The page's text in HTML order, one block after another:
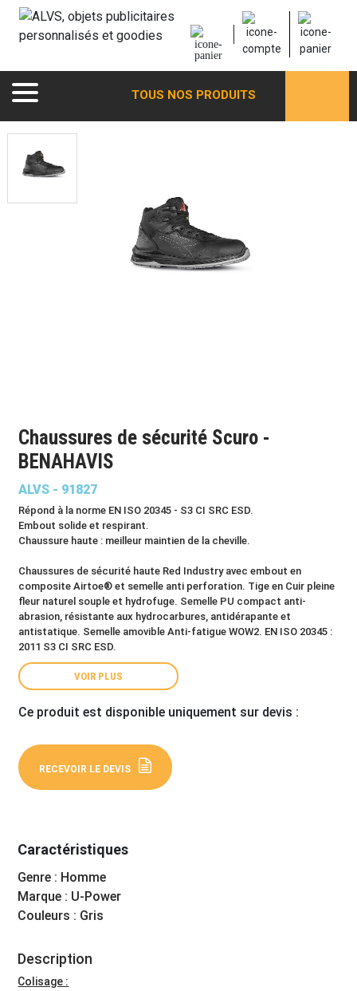
TOUS NOS PRODUITS
Chaussures de sécurité Scuro -
BENAHAVIS
ALVS - 91827
Répond à la norme EN ISO 20345 - S3 CI SRC ESD.
Embout solide et respirant.
Chaussure haute : meilleur maintien de la cheville.
Chaussures de sécurité haute Red Industry avec embout en
composite Airtoe® et semelle anti perforation. Tige en Cuir pleine
fleur naturel souple et hydrofuge. Semelle PU compact anti-
abrasion, résistante aux hydrocarbures, antidérapante et
antistatique. Semelle amovible Anti-fatigue WOW2. EN ISO 20345 :
2011 S3 CI SRC ESD.
VOIR PLUS
Ce produit est disponible uniquement sur devis :
RECEVOIR LE DEVIS
Caractéristiques
Genre : Homme
Marque : U-Power
Couleurs : Gris
Description
Colisage :